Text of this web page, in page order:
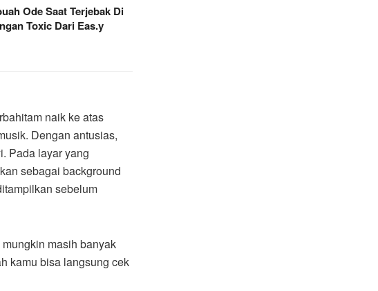
Ode Saat Terjebak Di
Toxic Dari Eas.y
naik ke atas
Dengan antusias,
Pada layar yang
sebagai background
sebelum
masih banyak
kamu bisa langsung cek